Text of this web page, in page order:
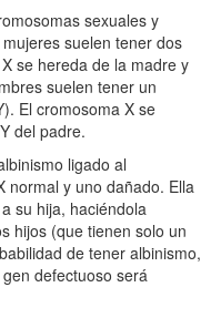
sexuales y
suelen tener dos
se hereda de la madre y
suelen tener un
El cromosoma X se
del padre.
ligado al
normal y uno dañado. Ella
su hija, haciéndola
hijos (que tienen solo un
de tener albinismo,
defectuoso será